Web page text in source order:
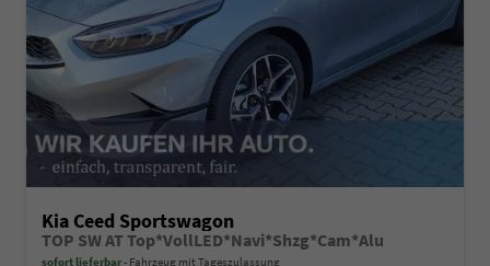
Kia Ceed Sportswagon
TOP SW AT Top*VollLED*Navi*Shzg*Cam*Alu
sofort lieferbar Fahrzeug mit Tageszulassung